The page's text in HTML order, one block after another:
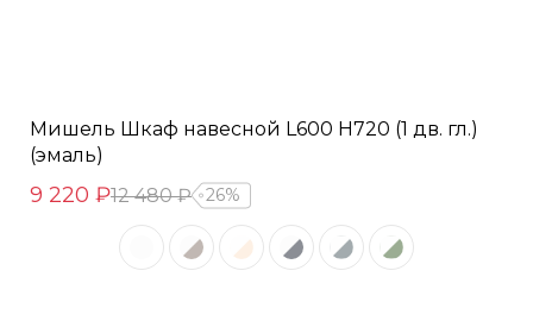
Мишель Шкаф навесной L600 Н720 (1 дв. гл.)
(эмаль)
9 220 ₽12 480 ₽ 26%